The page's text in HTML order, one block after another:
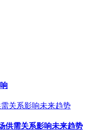
供需关系影响未来趋势